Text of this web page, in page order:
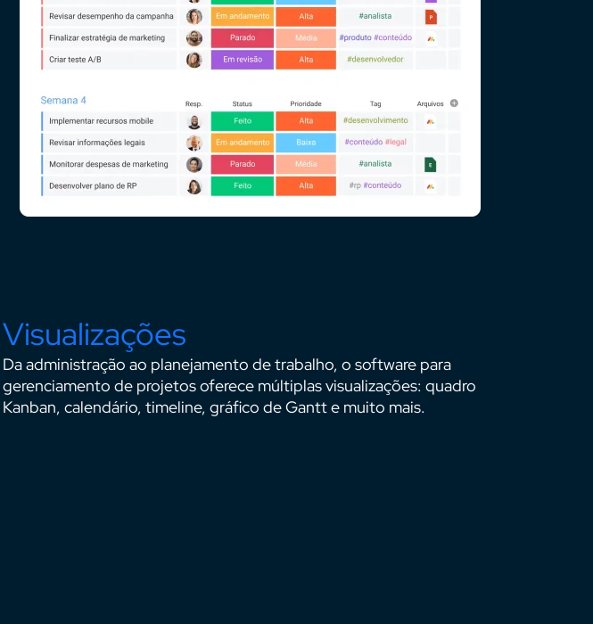
Visualizações
Da administração ao planejamento de trabalho, o software para
gerenciamento de projetos oferece múltiplas visualizações: quadro
Kanban, calendário, timeline, gráfico de Gantt e muito mais.